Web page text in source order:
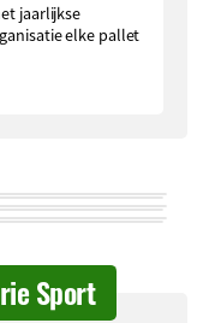
jaarlijkse
elke pallet
Sport